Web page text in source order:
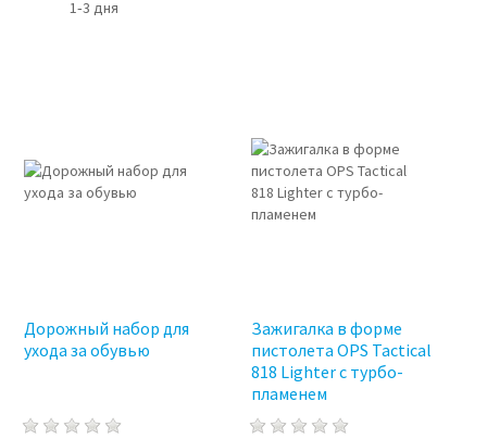
1‑3 дня
Дорожный набор для
ухода за обувью
Зажигалка в форме
пистолета OPS Tactical
818 Lighter с турбо-
пламенем